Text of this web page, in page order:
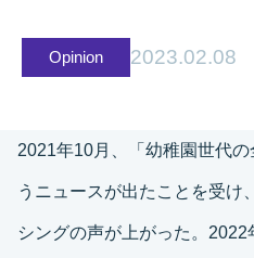
Opinion 2023.02.08
2021年10月、「幼稚園世代
うニュースが出たことを受け
シングの声が上がった。